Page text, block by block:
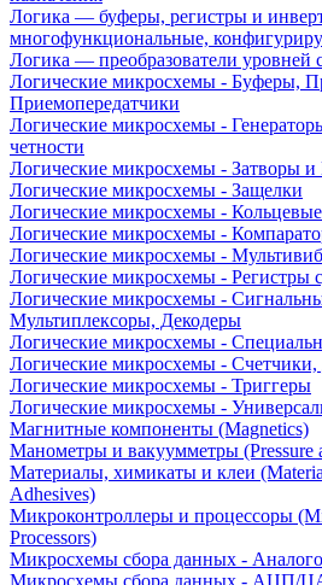
Логика — буферы, регистры и
многофункциональные,
Логика — преобразователи уровней
Логические микросхемы - Буферы,
Приемопередатчики
Логические микросхемы -
четности
Логические микросхемы - Затворы
Логические микросхемы - Защелки
Логические микросхемы -
Логические микросхемы -
Логические микросхемы -
Логические микросхемы - Регистры
Логические микросхемы -
Мультиплексоры, Декодеры
Логические микросхемы -
Логические микросхемы - Счетчики,
Логические микросхемы - Триггеры
Логические микросхемы -
Магнитные компоненты (Magnetics)
Манометры и вакуумметры (Pressure
Материалы, химикаты и клеи
Adhesives)
Микроконтроллеры и процессоры
Processors)
Микросхемы сбора данных -
Микросхемы сбора данных - АЦП/